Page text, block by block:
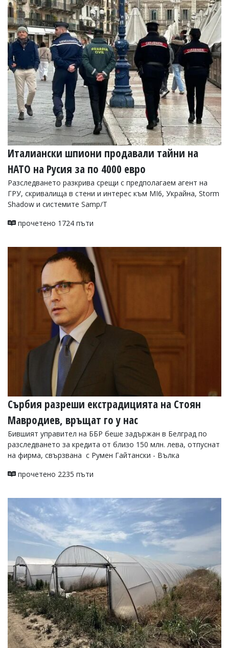
Италиански шпиони продавали тайни на
НАТО на Русия за по 4000 евро
Разследването разкрива срещи с предполагаем агент на
ГРУ, скривалища в стени и интерес към MI6, Украйна, Storm
Shadow и системите Samp/T
прочетено 1724 пъти
Сърбия разреши екстрадицията на Стоян
Мавродиев, връщат го у нас
Бившият управител на ББР беше задържан в Белград по
разследването за кредита от близо 150 млн. лева, отпуснат
на фирма, свързвана с Румен Гайтански - Вълка
прочетено 2235 пъти